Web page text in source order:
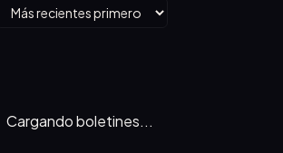
Cargando boletines...